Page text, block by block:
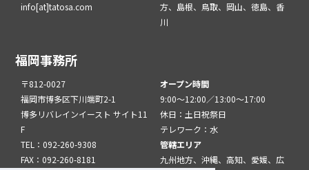
info[at]tatosa.com
方、島根、鳥取、岡山、徳島、香
川
福岡事務所
〒812-0027
福岡市博多区下川端町2-1
博多リバレインイースト サイト11
F
TEL：092-260-9308
FAX：092-260-8181
オープン時間
9:00～12:00／13:00～17:00
休日：土日祝祭日
テレワーク：水
管轄エリア
九州地方、沖縄、高知、愛媛、広